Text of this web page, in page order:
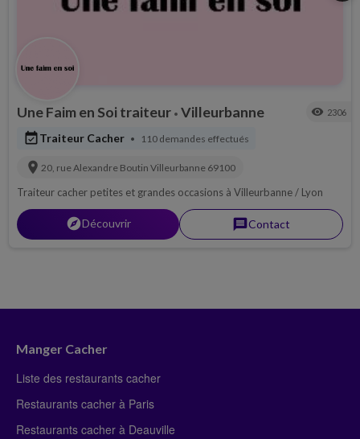
Une Faim en Soi traiteur • Villeurbanne visibility 2306
event_availableTraiteur Cacher • 110 demandes effectués
location_on 20, rue Alexandre Boutin Villeurbanne 69100
Traiteur cacher petites et grandes occasions à Villeurbanne / Lyon
explorerDécouvrir messageContact
Manger Cacher
Liste des restaurants cacher
Restaurants cacher à Paris
Restaurants cacher à Deauville